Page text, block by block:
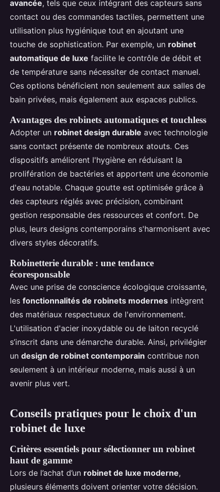
avancée, tels que ceux intégrant des capteurs sans
contact ou des commandes tactiles, permettent une
utilisation plus hygiénique tout en ajoutant une
touche de sophistication. Par exemple, un robinet
automatique de luxe facilite le contrôle de débit et
de température sans nécessiter de contact manuel.
Ces options bénéficient non seulement aux salles de
bain privées, mais également aux espaces publics.
Avantages des robinets automatiques et touchless
Adopter un robinet design durable avec technologie
sans contact présente de nombreux atouts. Ces
dispositifs améliorent l'hygiène en réduisant la
prolifération de bactéries et apportent une économie
d'eau notable. Chaque goutte est optimisée grâce à
des capteurs réglés avec précision, combinant
gestion responsable des ressources et confort. De
plus, leurs designs contemporains s'harmonisent avec
divers styles décoratifs.
Robinetterie durable : une tendance
écoresponsable
Avec une prise de conscience écologique croissante,
les fonctionnalités de robinets modernes intègrent
des matériaux respectueux de l'environnement.
L'utilisation d'acier inoxydable ou de laiton recyclé
s’inscrit dans une démarche durable. Ainsi, privilégier
un design de robinet contemporain contribue non
seulement à un intérieur moderne, mais aussi à un
avenir plus vert.
Conseils pratiques pour le choix d'un
robinet de luxe
Critères essentiels pour sélectionner un robinet
haut de gamme
Lors de l’achat d’un robinet de luxe moderne,
plusieurs éléments doivent orienter votre décision.